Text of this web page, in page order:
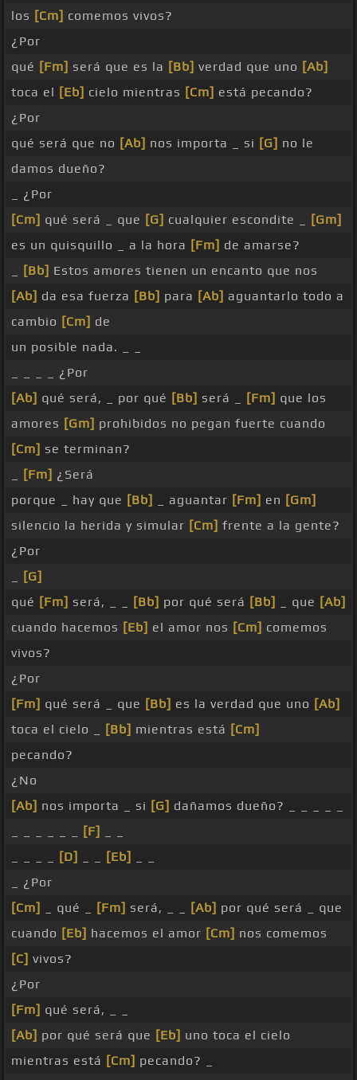
los [Cm] comemos vivos?
¿Por
qué [Fm] será que es la [Bb] verdad que uno [Ab]
toca el [Eb] cielo mientras [Cm] está pecando?
¿Por
qué será que no [Ab] nos importa _ si [G] no le
damos dueño?
_ ¿Por
[Cm] qué será _ que [G] cualquier escondite _
[Gm]
es un quisquillo _ a la hora [Fm] de amarse?
[Bb] Estos amores tienen un encanto que nos
[Ab] da esa fuerza [Bb] para [Ab] aguantarlo todo a
cambio [Cm] de
un posible nada. _ _
_ _ _ _ ¿Por
[Ab] qué será, _ por qué [Bb] será _ [Fm] que los
amores [Gm] prohibidos no pegan fuerte cuando
[Cm] se terminan?
[Fm] ¿Será
porque _ hay que [Bb] _ aguantar [Fm] en [Gm]
silencio la herida y simular [Cm] frente a la gente?
¿Por
[G]
qué [Fm] será, _ _ [Bb] por qué será [Bb] _ que [Ab]
cuando hacemos [Eb] el amor nos [Cm] comemos
vivos?
¿Por
[Fm] qué será _ que [Bb] es la verdad que uno [Ab]
toca el cielo _
[Bb] mientras está [Cm]
pecando?
¿No
[Ab] nos importa _ si [G] dañamos dueño? _ _ _ _ _
[F]
[D] [Eb]
_ ¿Por
[Cm]
_ qué _ [Fm] será, _ _ [Ab] por qué será _ que
cuando [Eb] hacemos el amor [Cm] nos comemos
[C] vivos?
¿Por
[Fm] qué será, _ _
[Ab] por qué será que [Eb] uno toca el cielo
mientras está [Cm] pecando? _